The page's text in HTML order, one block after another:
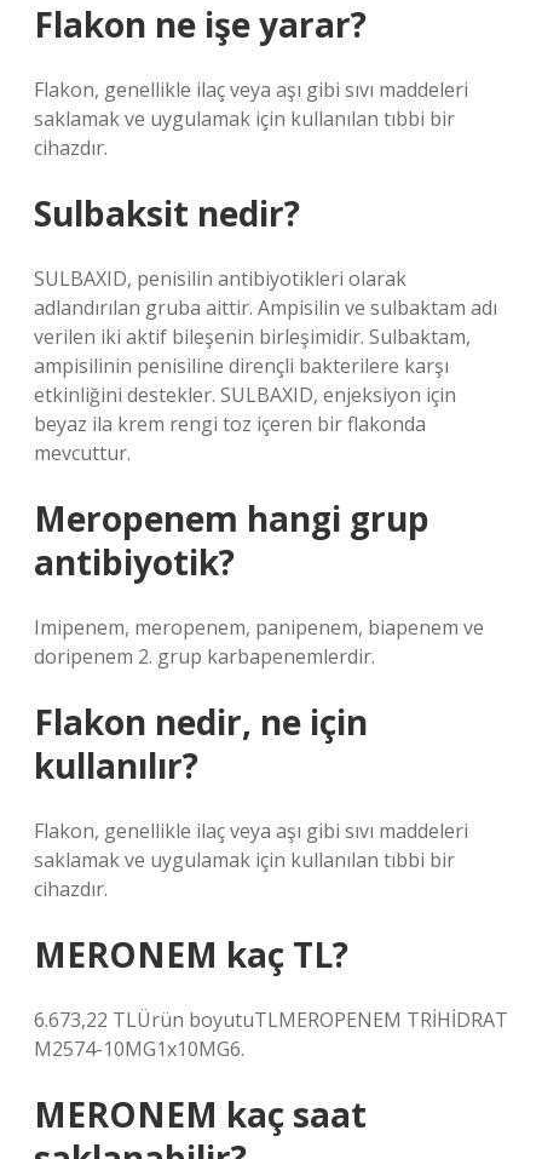
Flakon ne işe yarar?
Flakon, genellikle ilaç veya aşı gibi sıvı maddeleri
saklamak ve uygulamak için kullanılan tıbbi bir
cihazdır.
Sulbaksit nedir?
SULBAXID, penisilin antibiyotikleri olarak
adlandırılan gruba aittir. Ampisilin ve sulbaktam adı
verilen iki aktif bileşenin birleşimidir. Sulbaktam,
ampisilinin penisiline dirençli bakterilere karşı
etkinliğini destekler. SULBAXID, enjeksiyon için
beyaz ila krem ​​rengi toz içeren bir flakonda
mevcuttur.
Meropenem hangi grup
antibiyotik?
Imipenem, meropenem, panipenem, biapenem ve
doripenem 2. grup karbapenemlerdir.
Flakon nedir, ne için
kullanılır?
Flakon, genellikle ilaç veya aşı gibi sıvı maddeleri
saklamak ve uygulamak için kullanılan tıbbi bir
cihazdır.
MERONEM kaç TL?
6.673,22 TLÜrün boyutuTLMEROPENEM TRİHİDRAT
M2574-10MG1x10MG6.
MERONEM kaç saat